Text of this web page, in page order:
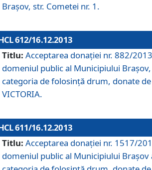
Braşov, str. Cometei nr. 1.
612/16.12.2013
Titlu: Acceptarea donaţiei nr. 882/
domeniul public al Municipiului
categoria de folosinţă drum, donate de
VICTORIA.
611/16.12.2013
Titlu: Acceptarea donaţiei nr. 1517/
domeniul public al Municipiului